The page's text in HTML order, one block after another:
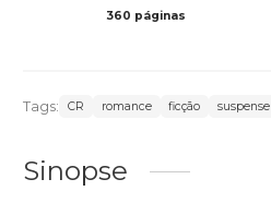
360 páginas
Tags: CR romance ficção suspense
Sinopse